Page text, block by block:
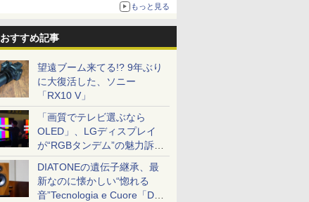
もっと見る
おすすめ記事
望遠ブーム来てる!? 9年ぶり
に大復活した、ソニー
「RX10 V」
「画質でテレビ選ぶなら
OLED」、LGディスプレイ
が“RGBタンデム”の魅力訴
求。液晶とのガチ比較も
DIATONEの遺伝子継承、最
新なのに懐かしい“惚れる
音”Tecnologia e Cuore「DS-